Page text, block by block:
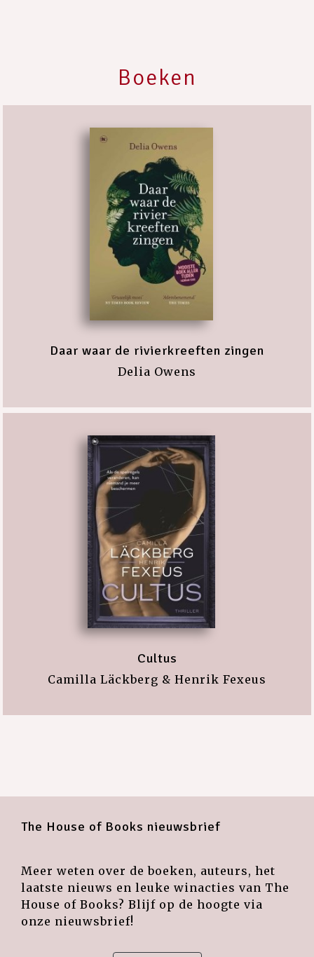
Boeken
Daar waar de rivierkreeften zingen
Delia Owens
Cultus
Camilla Läckberg & Henrik Fexeus
The House of Books nieuwsbrief
Meer weten over de boeken, auteurs, het
laatste nieuws en leuke winacties van The
House of Books? Blijf op de hoogte via
onze nieuwsbrief!